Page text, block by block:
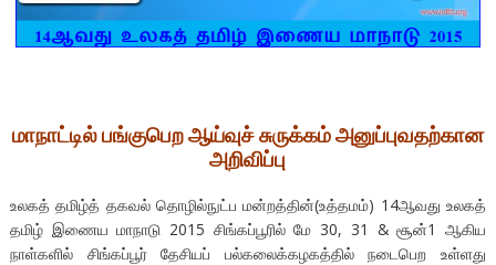
மாநாட்டில் பங்குபெற ஆய்வுச் சுருக்கம் அனுப்புவதற்கான
அறிவிப்பு
உலகத் தமிழ்த் தகவல் தொழில்நுட்ப மன்றத்தின்(உத்தமம்) 14ஆவது உலகத்
தமிழ் இணைய மாநாடு 2015 சிங்கப்பூரில் மே 30, 31 & சூன்1 ஆகிய
நாள்களில் சிங்கப்பூர் தேசியப் பல்கலைக்கழகத்தில் நடைபெற உள்ளது